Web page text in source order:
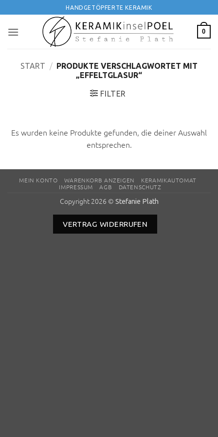
Inhalt
springen
HANDGETÖPFERTE KERAMIK
0
START / PRODUKTE VERSCHLAGWORTET MIT
„EFFELTGLASUR“
FILTER
Es wurden keine Produkte gefunden, die deiner Auswahl
entsprechen.
MEIN KONTO WARENKORB ANZEIGEN
KERAMIKAUTOMAT
IMPRESSUM
AGB DATENSCHUTZ
Copyright 2026 © Stefanie Plath
VERTRAG WIDERRUFEN